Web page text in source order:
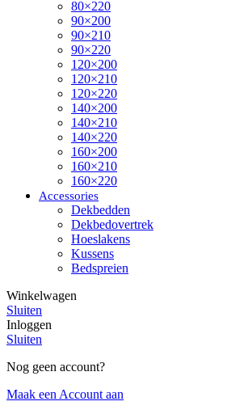
80×220
90×200
90×210
90×220
120×200
120×210
120×220
140×200
140×210
140×220
160×200
160×210
160×220
Accessories
Dekbedden
Dekbedovertrek
Hoeslakens
Kussens
Bedspreien
Winkelwagen
Sluiten
Inloggen
Sluiten
Nog geen account?
Maak een Account aan